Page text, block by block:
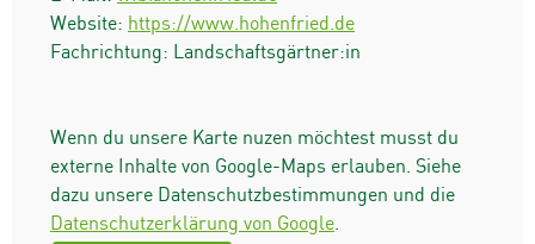
Website: https://www.hohenfried.de
Fachrichtung: Landschaftsgärtner:in
Wenn du unsere Karte nuzen möchtest musst du
externe Inhalte von Google-Maps erlauben. Siehe
dazu unsere Datenschutzbestimmungen und die
Datenschutzerklärung von Google.